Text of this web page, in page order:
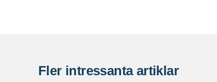
Fler intressanta artiklar